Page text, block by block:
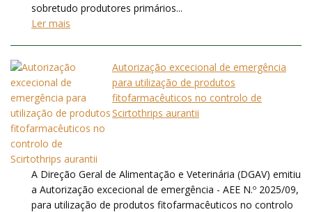
sobretudo produtores primários...
Ler mais
Autorização excecional de emergência
para utilização de produtos
fitofarmacêuticos no controlo de
Scirtothrips aurantii
A Direção Geral de Alimentação e Veterinária (DGAV) emitiu
a Autorização excecional de emergência - AEE N.º 2025/09,
para utilização de produtos fitofarmacêuticos no controlo